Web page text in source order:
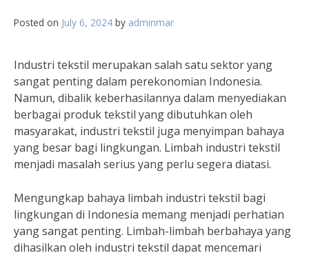
Posted on July 6, 2024 by adminmar
Industri tekstil merupakan salah satu sektor yang
sangat penting dalam perekonomian Indonesia.
Namun, dibalik keberhasilannya dalam menyediakan
berbagai produk tekstil yang dibutuhkan oleh
masyarakat, industri tekstil juga menyimpan bahaya
yang besar bagi lingkungan. Limbah industri tekstil
menjadi masalah serius yang perlu segera diatasi.
Mengungkap bahaya limbah industri tekstil bagi
lingkungan di Indonesia memang menjadi perhatian
yang sangat penting. Limbah-limbah berbahaya yang
dihasilkan oleh industri tekstil dapat mencemari